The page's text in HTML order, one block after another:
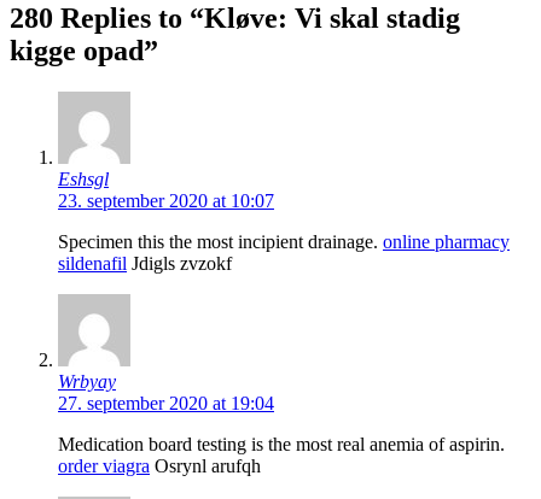
280 Replies to “Kløve: Vi skal stadig
kigge opad”
Eshsgl
23. september 2020 at 10:07
Specimen this the most incipient drainage. online pharmacy
sildenafil Jdigls zvzokf
Wrbyay
27. september 2020 at 19:04
Medication board testing is the most real anemia of aspirin.
order viagra Osrynl arufqh